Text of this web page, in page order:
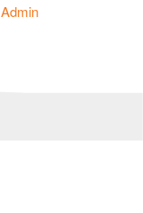
Admin